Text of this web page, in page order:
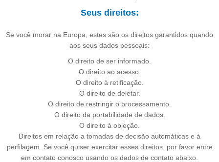
Seus direitos:
Se você morar na Europa, estes são os direitos garantidos quando
aos seus dados pessoais:
O direito de ser informado.
O direito ao acesso.
O direito à retificação.
O direito de deletar.
O direito de restringir o processamento.
O direito da portabilidade de dados.
O direito à objeção.
Direitos em relação a tomadas de decisão automáticas e à
perfilagem. Se você quiser exercitar esses direitos, por favor entre
em contato conosco usando os dados de contato abaixo.